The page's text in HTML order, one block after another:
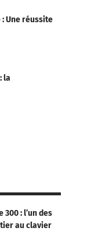
: Une réussite
la
300 : l’un des
au clavier